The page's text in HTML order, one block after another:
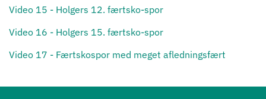
Video 15 - Holgers 12. færtsko-spor
Video 16 - Holgers 15. færtsko-spor
Video 17 - Færtskospor med meget afledningsfært